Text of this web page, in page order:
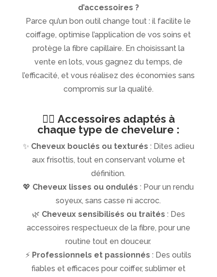
d’accessoires ?
Parce qu’un bon outil change tout : il facilite le
coiffage, optimise l’application de vos soins et
protège la fibre capillaire. En choisissant la
vente en lots, vous gagnez du temps, de
l’efficacité, et vous réalisez des économies sans
compromis sur la qualité.
💇‍♀️ Accessoires adaptés à
chaque type de chevelure :
✨ Cheveux bouclés ou texturés : Dites adieu
aux frisottis, tout en conservant volume et
définition.
💖 Cheveux lisses ou ondulés : Pour un rendu
soyeux, sans casse ni accroc.
🌿 Cheveux sensibilisés ou traités : Des
accessoires respectueux de la fibre, pour une
routine tout en douceur.
⚡ Professionnels et passionnés : Des outils
fiables et efficaces pour coiffer, sublimer et